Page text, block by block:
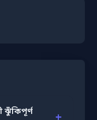
ঝুঁকিপূর্ণ